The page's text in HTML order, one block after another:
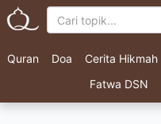
Quran Doa Cerita Hikmah
Fatwa DSN